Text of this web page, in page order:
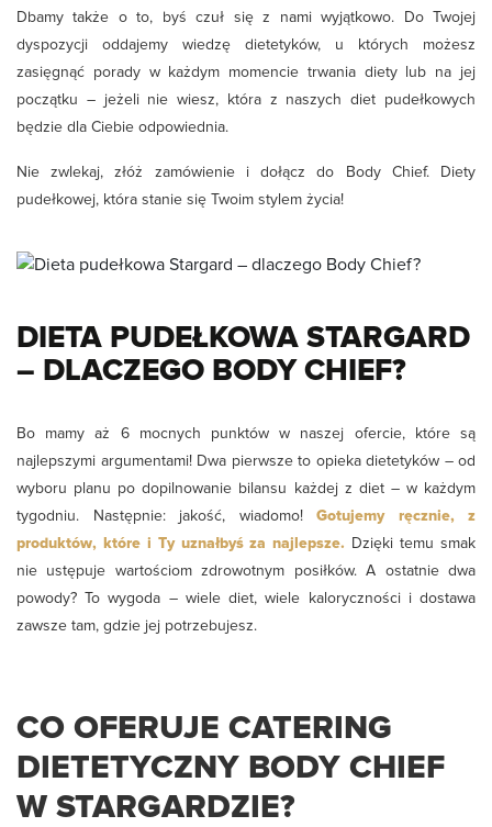
Dbamy także o to, byś czuł się z nami wyjątkowo. Do Twojej
dyspozycji oddajemy wiedzę dietetyków, u których możesz
zasięgnąć porady w każdym momencie trwania diety lub na jej
początku – jeżeli nie wiesz, która z naszych diet pudełkowych
będzie dla Ciebie odpowiednia.
Nie zwlekaj, złóż zamówienie i dołącz do Body Chief. Diety
pudełkowej, która stanie się Twoim stylem życia!
DIETA PUDEŁKOWA STARGARD
– DLACZEGO BODY CHIEF?
Bo mamy aż 6 mocnych punktów w naszej ofercie, które są
najlepszymi argumentami! Dwa pierwsze to opieka dietetyków – od
wyboru planu po dopilnowanie bilansu każdej z diet – w każdym
tygodniu. Następnie: jakość, wiadomo! Gotujemy ręcznie, z
produktów, które i Ty uznałbyś za najlepsze. Dzięki temu smak
nie ustępuje wartościom zdrowotnym posiłków. A ostatnie dwa
powody? To wygoda – wiele diet, wiele kaloryczności i dostawa
zawsze tam, gdzie jej potrzebujesz.
CO OFERUJE CATERING
DIETETYCZNY BODY CHIEF
W STARGARDZIE?